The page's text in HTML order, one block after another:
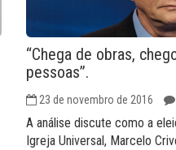
“Chega de obras,
pessoas”.
23 de novembro de 2016
A análise discute como a
Igreja Universal, Marcelo